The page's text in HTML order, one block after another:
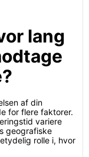
lang
af din
for flere faktorer.
variere
geografiske
rolle i, hvor